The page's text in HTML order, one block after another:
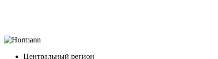
Центральный регион